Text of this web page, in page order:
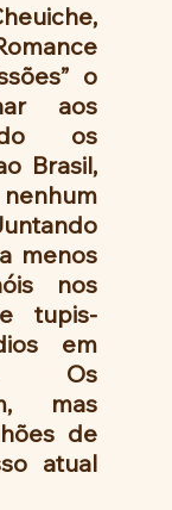
o
aos
os
Brasil,
menos
nos
tupis-
em
Os
mas
de
atual